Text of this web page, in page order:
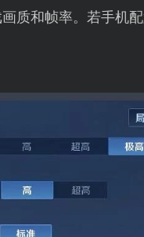
质和帧率。若手机